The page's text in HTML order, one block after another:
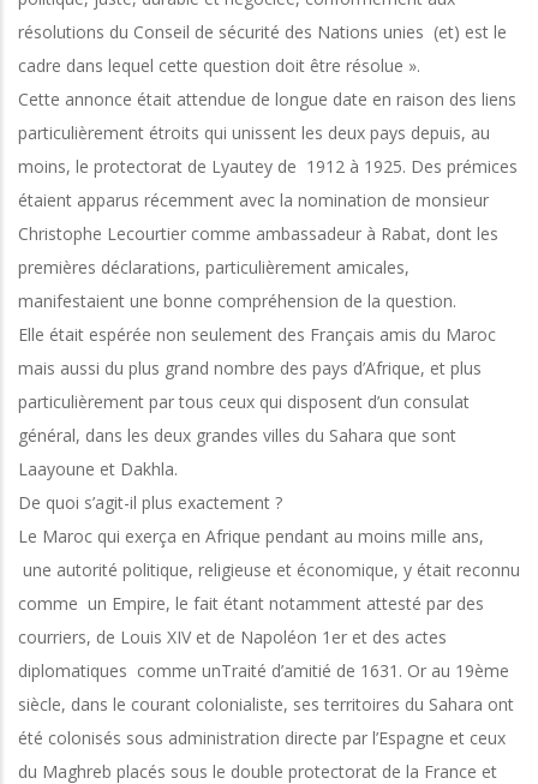
résolutions du Conseil de sécurité des Nations unies (et) est le
cadre dans lequel cette question doit être résolue ».
Cette annonce était attendue de longue date en raison des liens
particulièrement étroits qui unissent les deux pays depuis, au
moins, le protectorat de Lyautey de 1912 à 1925. Des prémices
étaient apparus récemment avec la nomination de monsieur
Christophe Lecourtier comme ambassadeur à Rabat, dont les
premières déclarations, particulièrement amicales,
manifestaient une bonne compréhension de la question.
Elle était espérée non seulement des Français amis du Maroc
mais aussi du plus grand nombre des pays d’Afrique, et plus
particulièrement par tous ceux qui disposent d’un consulat
général, dans les deux grandes villes du Sahara que sont
Laayoune et Dakhla.
De quoi s’agit-il plus exactement ?
Le Maroc qui exerça en Afrique pendant au moins mille ans,
une autorité politique, religieuse et économique, y était reconnu
comme un Empire, le fait étant notamment attesté par des
courriers, de Louis XIV et de Napoléon 1er et des actes
diplomatiques comme unTraité d’amitié de 1631. Or au 19ème
siècle, dans le courant colonialiste, ses territoires du Sahara ont
été colonisés sous administration directe par l’Espagne et ceux
du Maghreb placés sous le double protectorat de la France et